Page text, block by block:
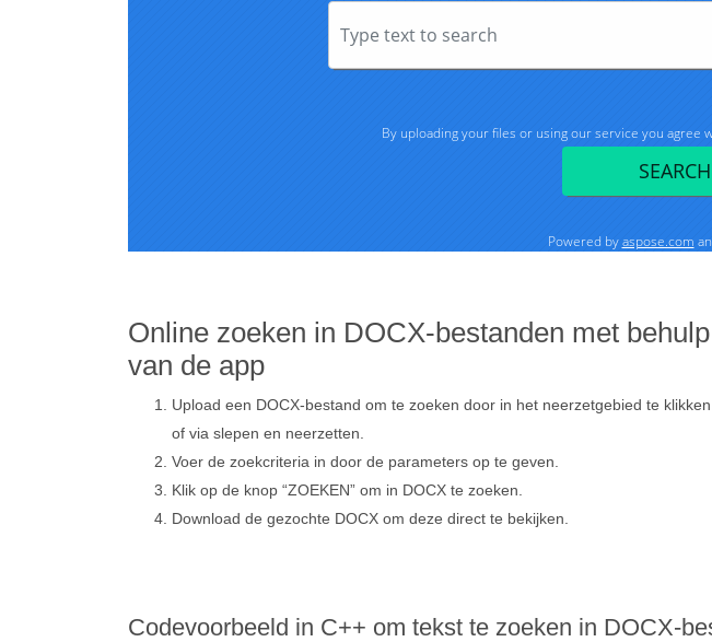
Online zoeken in DOCX-bestanden met behulp
van de app
Upload een DOCX-bestand om te zoeken door in het neerzetgebied te klikken
of via slepen en neerzetten.
Voer de zoekcriteria in door de parameters op te geven.
Klik op de knop “ZOEKEN” om in DOCX te zoeken.
Download de gezochte DOCX om deze direct te bekijken.
Codevoorbeeld in C++ om tekst te zoeken in DOCX-